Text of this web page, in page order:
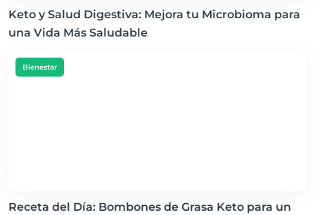
Keto y Salud Digestiva: Mejora tu Microbioma para
una Vida Más Saludable
Bienestar
Receta del Día: Bombones de Grasa Keto para un